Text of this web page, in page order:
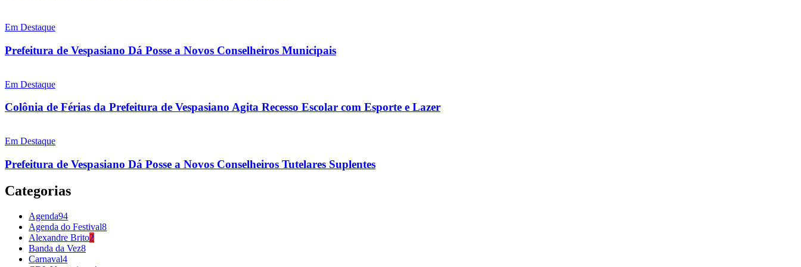
Em Destaque
Prefeitura de Vespasiano Dá Posse a Novos Conselheiros Municipais
Em Destaque
Colônia de Férias da Prefeitura de Vespasiano Agita Recesso Escolar com Esporte e Lazer
Em Destaque
Prefeitura de Vespasiano Dá Posse a Novos Conselheiros Tutelares Suplentes
Categorias
Agenda94
Agenda do Festival8
Alexandre Brito2
Banda da Vez8
Carnaval4